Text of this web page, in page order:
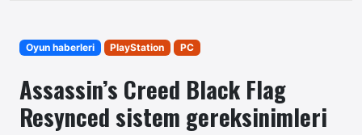
Oyun haberleri PlayStation PC
Assassin’s Creed Black Flag
Resynced sistem gereksinimleri